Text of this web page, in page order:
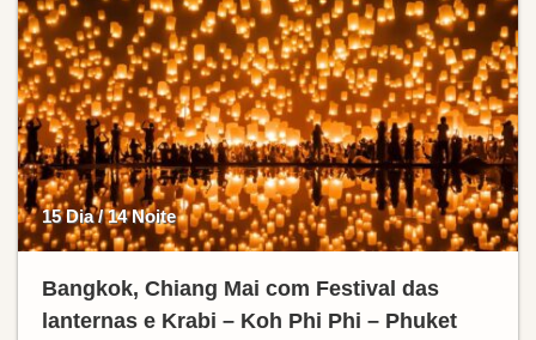
15 Dia / 14 Noite
Bangkok, Chiang Mai com Festival das
lanternas e Krabi – Koh Phi Phi – Phuket